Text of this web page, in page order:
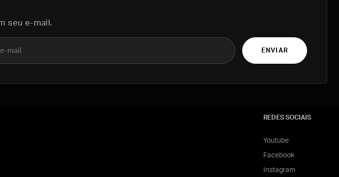
seu e-mail.
ENVIAR
REDES SOCIAIS
Youtube
Facebook
Instagram